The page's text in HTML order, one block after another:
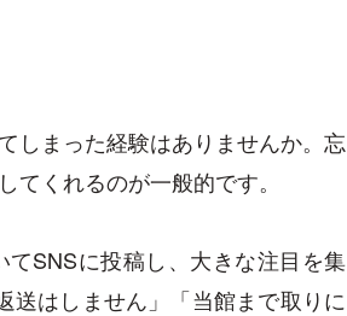
しまった経験はありませんか。忘
くれるのが一般的です。
SNSに投稿し、大きな注目を集
送はしません」「当館まで取りに